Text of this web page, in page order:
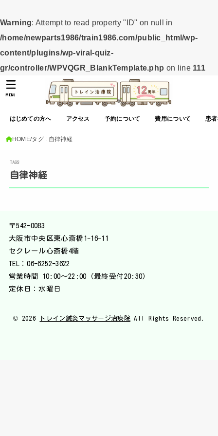
Warning: Attempt to read property "ID" on null in
/home/newparts1986/train1986.com/public_html/wp-
content/plugins/wp-viral-quiz-
gr/controller/WPVQGR_BlankTemplate.php on line 111
はじめての方へ アクセス 予約について 費用について 患
MENU
HOME タグ : 自律神経
自律神経
〒542-0083
大阪市中央区東心斎橋1-16-11
セクレール心斎橋4階
TEL：06-6252-3622
営業時間 10:00〜22:00（最終受付20:30）
定休日：水曜日
© 2026 トレイン鍼灸マッサージ治療院 All Rights Reserved.